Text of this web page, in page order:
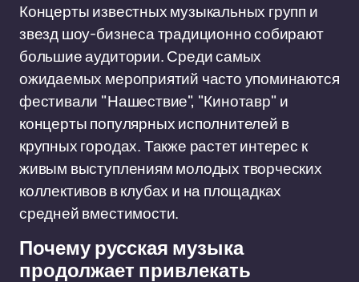
Концерты известных музыкальных групп и
звезд шоу-бизнеса традиционно собирают
большие аудитории. Среди самых
ожидаемых мероприятий часто упоминаются
фестивали "Нашествие", "Кинотавр" и
концерты популярных исполнителей в
крупных городах. Также растет интерес к
живым выступлениям молодых творческих
коллективов в клубах и на площадках
средней вместимости.
Почему русская музыка
продолжает привлекать